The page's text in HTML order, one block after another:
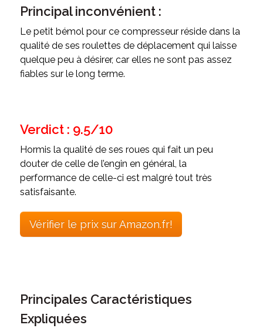
Principal inconvénient :
Le petit bémol pour ce compresseur réside dans la
qualité de ses roulettes de déplacement qui laisse
quelque peu à désirer, car elles ne sont pas assez
fiables sur le long terme.
Verdict : 9.5/10
Hormis la qualité de ses roues qui fait un peu
douter de celle de l’engin en général, la
performance de celle-ci est malgré tout très
satisfaisante.
Vérifier le prix sur Amazon.fr!
Principales Caractéristiques
Expliquées